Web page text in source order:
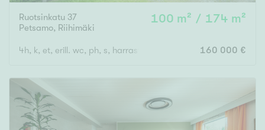
Ruotsinkatu 37
Petsamo, Riihimäki
100 m² / 174 m²
4h, k, et, erill. wc, ph, s, harrastetila, erillinen autotalli + varasto
160 000 €